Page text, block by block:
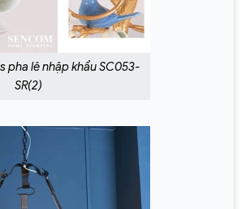
pha lê nhập khẩu SC053-
SR(2)